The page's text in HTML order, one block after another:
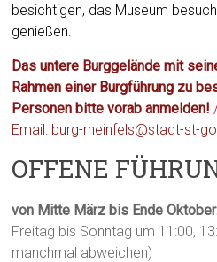
besichtigen, das Museum
genießen.
Das untere Burggelände mit
Rahmen einer Burgführung zu
Personen bitte vorab anmelden!
Email: burg-rheinfels@stadt-st-
OFFENE
von Mitte März bis Ende
Freitag bis Sonntag um 11:00,
manchmal abweichen)